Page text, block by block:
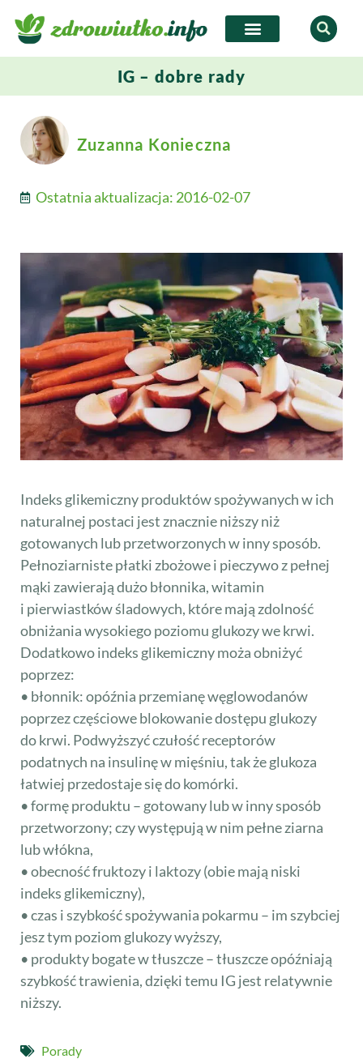
IG – dobre rady
Zuzanna Konieczna
Ostatnia aktualizacja: 2016-02-07
Indeks glikemiczny produktów spożywanych w ich
naturalnej postaci jest znacznie niższy niż
gotowanych lub przetworzonych w inny sposób.
Pełnoziarniste płatki zbożowe i pieczywo z pełnej
mąki zawierają dużo błonnika, witamin
i pierwiastków śladowych, które mają zdolność
obniżania wysokiego poziomu glukozy we krwi.
Dodatkowo indeks glikemiczny moża obniżyć
poprzez:
• błonnik: opóźnia przemianę węglowodanów
poprzez częściowe blokowanie dostępu glukozy
do krwi. Podwyższyć czułość receptorów
podatnych na insulinę w mięśniu, tak że glukoza
łatwiej przedostaje się do komórki.
• formę produktu – gotowany lub w inny sposób
przetworzony; czy występują w nim pełne ziarna
lub włókna,
• obecność fruktozy i laktozy (obie mają niski
indeks glikemiczny),
• czas i szybkość spożywania pokarmu – im szybciej
jesz tym poziom glukozy wyższy,
• produkty bogate w tłuszcze – tłuszcze opóźniają
szybkość trawienia, dzięki temu IG jest relatywnie
niższy.
Porady